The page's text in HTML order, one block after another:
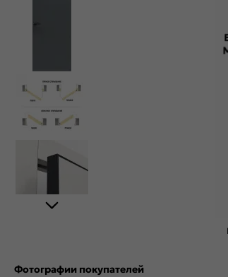
Фотографии покупателей